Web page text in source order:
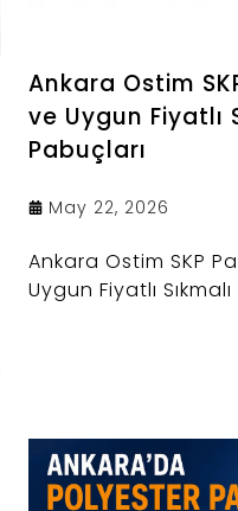
Ankara Ostim
ve Uygun Fiyatlı
Pabuçları
May 22, 2026
Ankara Ostim SKP
Uygun Fiyatlı